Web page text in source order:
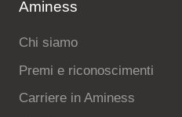
Aminess
Chi siamo
Premi e riconoscimenti
Carriere in Aminess